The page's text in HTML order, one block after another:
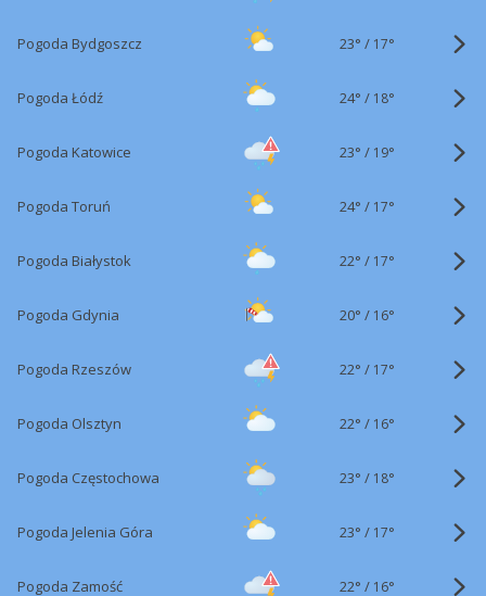
Pogoda Bydgoszcz 23° / 17°
Pogoda Łódź 24° / 18°
Pogoda Katowice 23° / 19°
Pogoda Toruń 24° / 17°
Pogoda Białystok 22° / 17°
Pogoda Gdynia 20° / 16°
Pogoda Rzeszów 22° / 17°
Pogoda Olsztyn 22° / 16°
Pogoda Częstochowa 23° / 18°
Pogoda Jelenia Góra 23° / 17°
Pogoda Zamość 22° / 16°